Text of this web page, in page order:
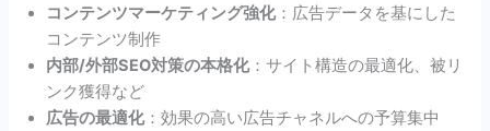
コンテンツマーケティング強化：広告データを基にした
コンテンツ制作
内部/外部SEO対策の本格化：サイト構造の最適化、被リ
ンク獲得など
広告の最適化：効果の高い広告チャネルへの予算集中